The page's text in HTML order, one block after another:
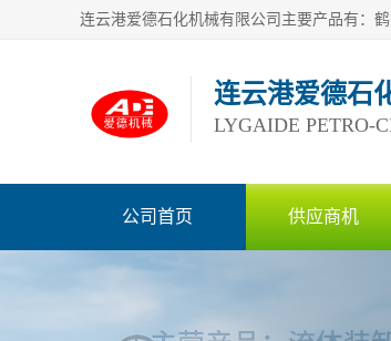
连云港爱德石
LYGAIDE PETRO-
公司首页 供应商机